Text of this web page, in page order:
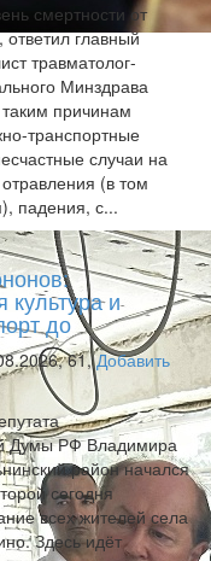
смертности от
главный
травматолог-
Минздрава
причинам
транспортные
случаи на
(в том
падения, с...
культура и
до
61, Добавить
Думы РФ Владимира
район начался
сегодня
всех жителей села
Здесь идёт